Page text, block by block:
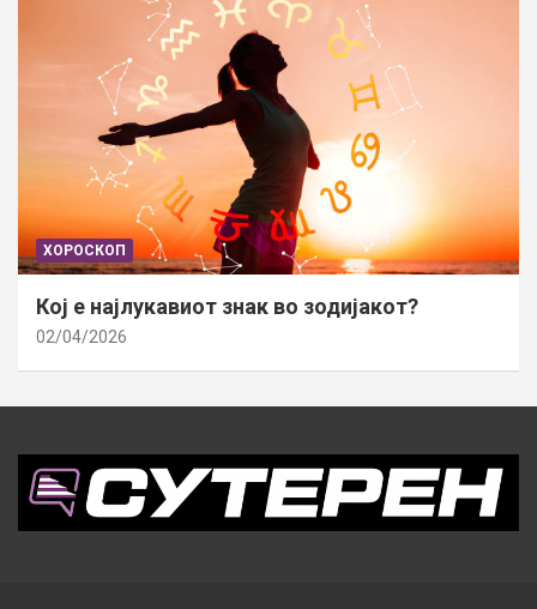
ХОРОСКОП
Кој е најлукавиот знак во зодијакот?
02/04/2026